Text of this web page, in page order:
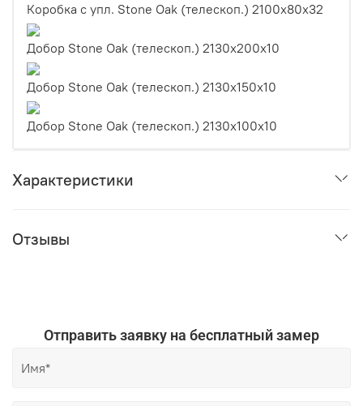
Коробка с упл. Stone Oak (телескоп.) 2100х80х32
Добор Stone Oak (телескоп.) 2130х200х10
Добор Stone Oak (телескоп.) 2130х150х10
Добор Stone Oak (телескоп.) 2130х100х10
Характеристики
Отзывы
Отправить заявку на бесплатный замер